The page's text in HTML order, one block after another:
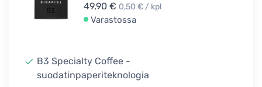
49,90 € 0,50 € / kpl
Varastossa
B3 Specialty Coffee -
suodatinpaperiteknologia